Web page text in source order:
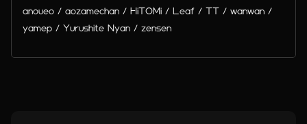
anoueo / aozamechan / HiTOMi / Leaf / TT / wanwan /
yamep / Yurushite Nyan / zensen